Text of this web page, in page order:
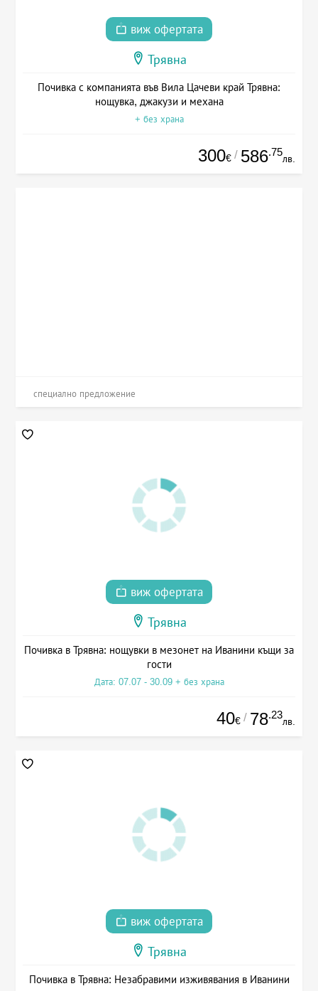
виж офертата
Трявна
Почивка с компанията във Вила Цачеви край Трявна:
нощувка, джакузи и механа
+ без храна
300€ / 586.75
лв.
специално предложение
виж офертата
Трявна
Почивка в Трявна: нощувки в мезонет на Иванини къщи за
гости
Дата: 07.07 - 30.09 + без храна
40€ / 78.23
лв.
виж офертата
Трявна
Почивка в Трявна: Незабравими изживявания в Иванини